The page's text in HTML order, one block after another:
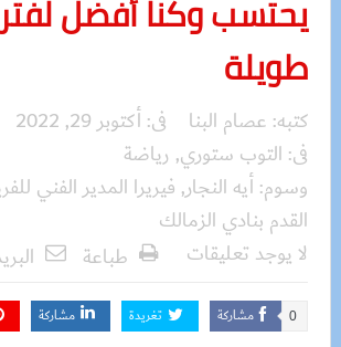
يحتسب وكنا أفضل
طويلة
كتبه: عصام البنا فى:أكتوبر 29, 2022
فى: التوب ستوري, رياضة
وسوم:أيه النجار, فيريرا المدير الفني
القدم بنادي الزمالك
لا يوجد تعليقات
طباعة
مشاركة 0 تغريدة مشاركة